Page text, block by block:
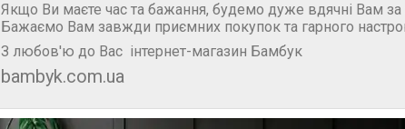
Якщо Ви маєте час та бажання, будемо дуже вдячні Вам за
Бажаємо Вам завжди приємних покупок та гарного
З любов'ю до Вас інтернет-магазин Бамбук
bambyk.com.ua